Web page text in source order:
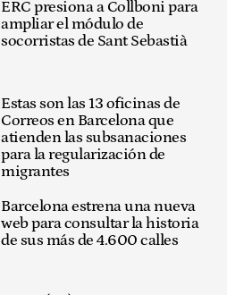
ERC presiona a Collboni para
ampliar el módulo de
socorristas de Sant Sebastià
Estas son las 13 oficinas de
Correos en Barcelona que
atienden las subsanaciones
para la regularización de
migrantes
Barcelona estrena una nueva
web para consultar la historia
de sus más de 4.600 calles